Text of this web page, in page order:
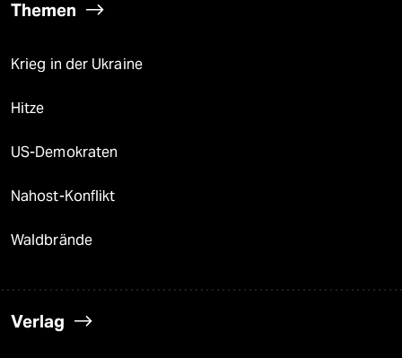
Themen
Krieg in der Ukraine
Hitze
US-Demokraten
Nahost-Konflikt
Waldbrände
Verlag